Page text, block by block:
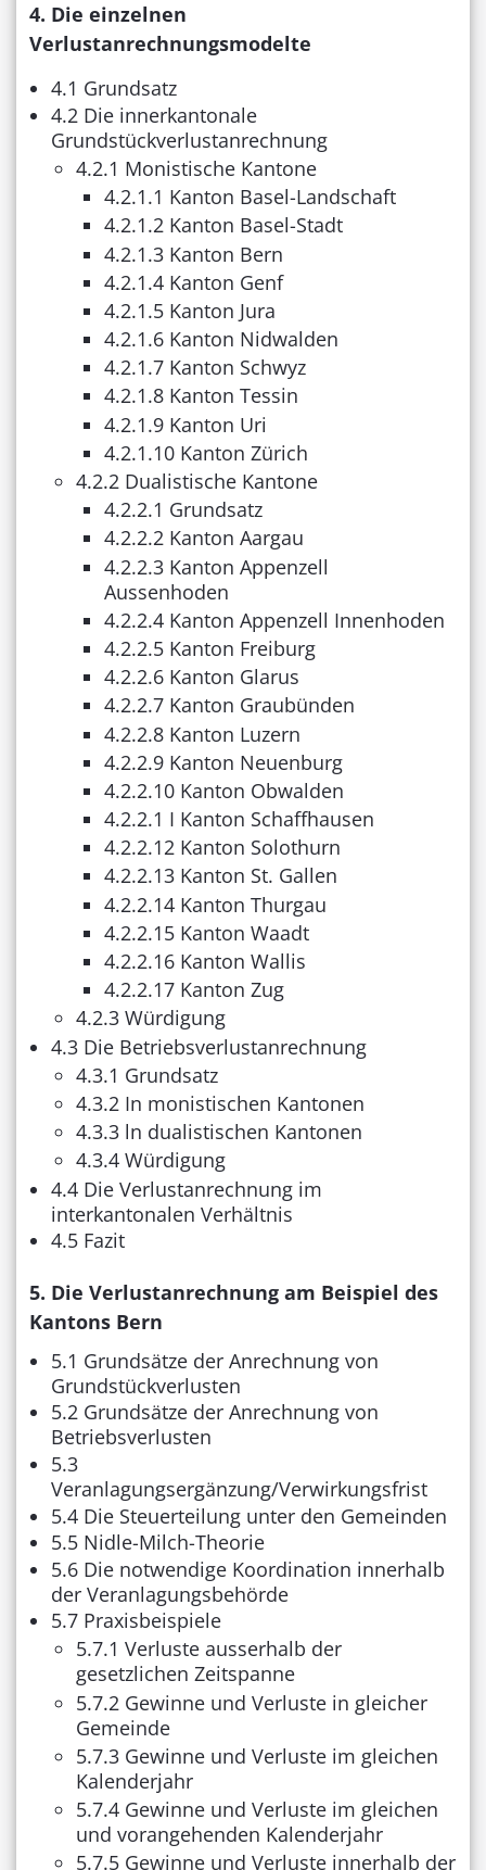
4. Die einzelnen
Verlustanrechnungsmodelte
4.1 Grundsatz
4.2 Die innerkantonale
Grundstückverlustanrechnung
4.2.1 Monistische Kantone
4.2.1.1 Kanton Basel-Landschaft
4.2.1.2 Kanton Basel-Stadt
4.2.1.3 Kanton Bern
4.2.1.4 Kanton Genf
4.2.1.5 Kanton Jura
4.2.1.6 Kanton Nidwalden
4.2.1.7 Kanton Schwyz
4.2.1.8 Kanton Tessin
4.2.1.9 Kanton Uri
4.2.1.10 Kanton Zürich
4.2.2 Dualistische Kantone
4.2.2.1 Grundsatz
4.2.2.2 Kanton Aargau
4.2.2.3 Kanton Appenzell
Aussenhoden
4.2.2.4 Kanton Appenzell Innenhoden
4.2.2.5 Kanton Freiburg
4.2.2.6 Kanton Glarus
4.2.2.7 Kanton Graubünden
4.2.2.8 Kanton Luzern
4.2.2.9 Kanton Neuenburg
4.2.2.10 Kanton Obwalden
4.2.2.1 I Kanton Schaffhausen
4.2.2.12 Kanton Solothurn
4.2.2.13 Kanton St. Gallen
4.2.2.14 Kanton Thurgau
4.2.2.15 Kanton Waadt
4.2.2.16 Kanton Wallis
4.2.2.17 Kanton Zug
4.2.3 Würdigung
4.3 Die Betriebsverlustanrechnung
4.3.1 Grundsatz
4.3.2 In monistischen Kantonen
4.3.3 ln dualistischen Kantonen
4.3.4 Würdigung
4.4 Die Verlustanrechnung im
interkantonalen Verhältnis
4.5 Fazit
5. Die Verlustanrechnung am Beispiel des
Kantons Bern
5.1 Grundsätze der Anrechnung von
Grundstückverlusten
5.2 Grundsätze der Anrechnung von
Betriebsverlusten
5.3
Veranlagungsergänzung/Verwirkungsfrist
5.4 Die Steuerteilung unter den Gemeinden
5.5 Nidle-Milch-Theorie
5.6 Die notwendige Koordination innerhalb
der Veranlagungsbehörde
5.7 Praxisbeispiele
5.7.1 Verluste ausserhalb der
gesetzlichen Zeitspanne
5.7.2 Gewinne und Verluste in gleicher
Gemeinde
5.7.3 Gewinne und Verluste im gleichen
Kalenderjahr
5.7.4 Gewinne und Verluste im gleichen
und vorangehenden Kalenderjahr
5.7.5 Gewinne und Verluste innerhalb der